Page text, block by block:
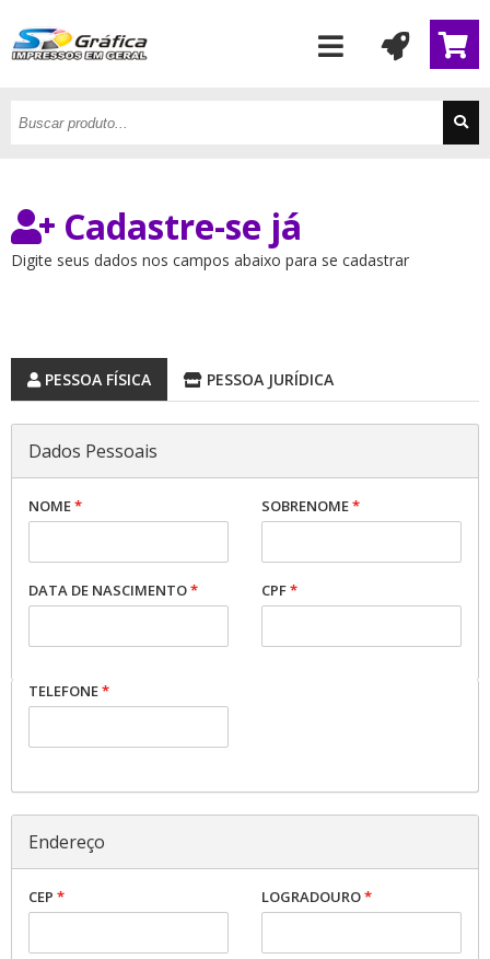
Cadastre-se já
Digite seus dados nos campos abaixo para se cadastrar
PESSOA FÍSICA PESSOA JURÍDICA
Dados Pessoais
NOME* SOBRENOME*
DATA DE NASCIMENTO* CPF*
TELEFONE*
Endereço
CEP * LOGRADOURO*